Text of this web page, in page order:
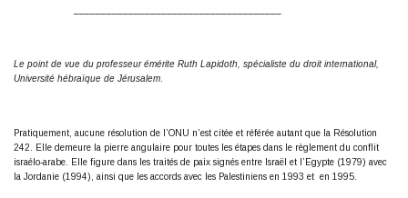
Le point de vue du professeur émérite Ruth Lapidoth, spécialiste du droit international,
Université hébraïque de Jérusalem.
Pratiquement, aucune résolution de l’ONU n’est citée et référée autant que la Résolution
242. Elle demeure la pierre angulaire pour toutes les étapes dans le règlement du conflit
israélo-arabe. Elle figure dans les traités de paix signés entre Israël et l’Egypte (1979) avec
la Jordanie (1994), ainsi que les accords avec les Palestiniens en 1993 et en 1995.